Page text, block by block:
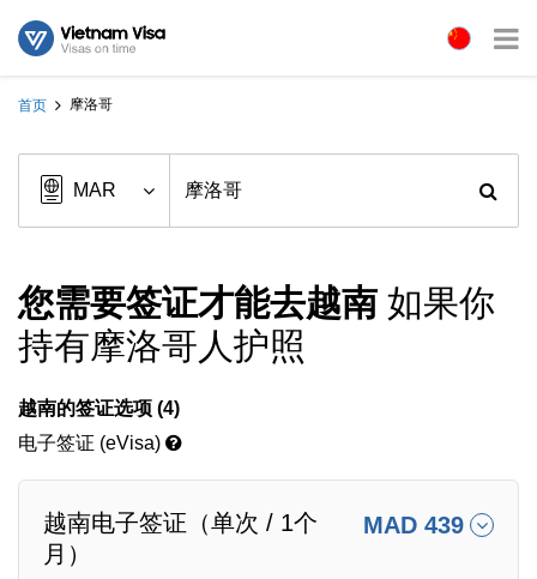
首页 摩洛哥
您需要签证才能去越南 如果你
持有摩洛哥人护照
越南的签证选项 (4)
电子签证 (eVisa)
越南电子签证（单次 / 1个
月）
MAD 439